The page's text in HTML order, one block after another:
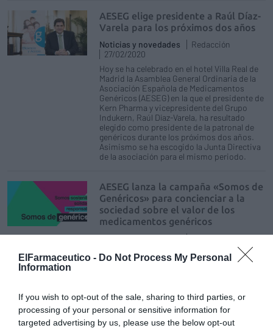
ElFarmaceutico - Do Not Process My Personal
Information
If you wish to opt-out of the sale, sharing to third parties, or
processing of your personal or sensitive information for
targeted advertising by us, please use the below opt-out
AESEG elige presidente a Raúl Díaz-
Varela para los próximos dos años
Noticias y novedades
Redacción
27/02/2020
Hoy se ha celebrado en el hotel Villa Real de
Madrid la Asamblea General Ordinaria de la
Asociación Española de Medicamentos
Genéricos (AESEG) en la que el presidente de
Kern Pharma y vicepresidente del Grupo
Indukern, Raúl Díaz-Varela, ha resultado
elegido como presidente de la patronal de
genéricos durante los próximos dos años.
Asimismo se ha escogido la Junta Directiva
de la asociación para el mismo periodo.
AESEG lanza la campaña «Somos de
Genéricos» para concienciar a la
sociedad sobre el valor de los
medicamentos genéricos
Noticias y novedades
Redacción
La Asociación Española de Medicamentos
sensibilización ciudadana sobre el valor de
los medicamentos genéricos protagonizada
por ciudadanos de a pie.